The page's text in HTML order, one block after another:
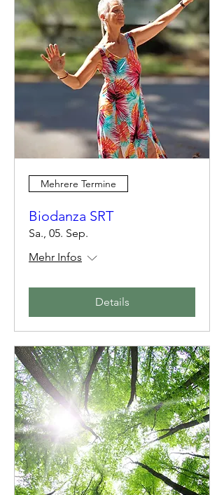
Mehrere Termine
Biodanza SRT
Sa., 05. Sep.
Mehr Infos
Details